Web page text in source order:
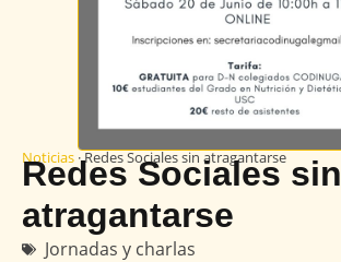
Noticias · Redes Sociales sin atragantarse
Redes Sociales sin
atragantarse
Jornadas y charlas